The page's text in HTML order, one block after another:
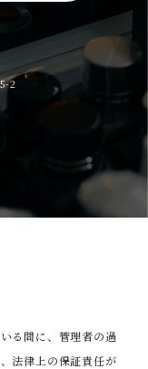
2
る間に、管理者の過
法律上の保証責任が